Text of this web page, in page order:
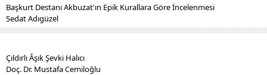
Başkurt Destanı Akbuzat'ın Epik Kurallara Göre İncelenmesi
Sedat Adıgüzel
Çıldırlı Âşık Şevki Halıcı
Doç. Dr. Mustafa Cemiloğlu